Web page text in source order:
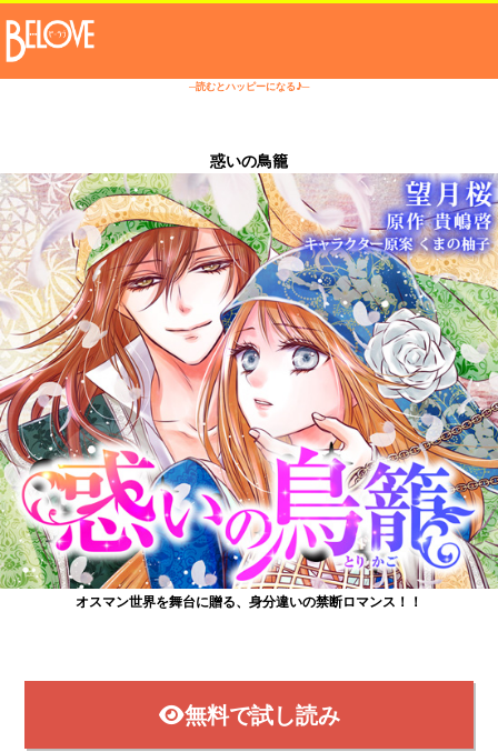
─読むとハッピーになる♪─
惑いの鳥籠
オスマン世界を舞台に贈る、身分違いの禁断ロマンス！！
無料で試し読み